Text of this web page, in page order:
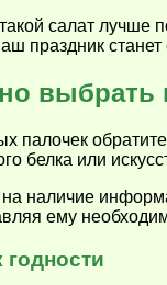
салат лучше
праздник
выбрать
палочек
белка или
на наличие
ему
годности